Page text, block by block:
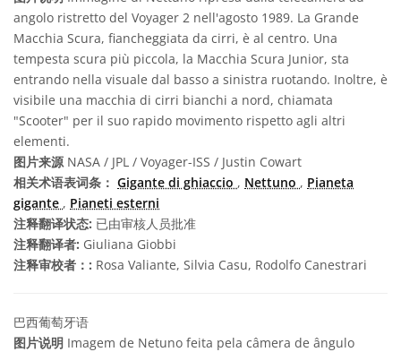
angolo ristretto del Voyager 2 nell'agosto 1989. La Grande
Macchia Scura, fiancheggiata da cirri, è al centro. Una
tempesta scura più piccola, la Macchia Scura Junior, sta
entrando nella visuale dal basso a sinistra ruotando. Inoltre, è
visibile una macchia di cirri bianchi a nord, chiamata
"Scooter" per il suo rapido movimento rispetto agli altri
elementi.
图片来源NASA / JPL / Voyager-ISS / Justin Cowart
相关术语表词条： Gigante di ghiaccio , Nettuno , Pianeta
gigante , Pianeti esterni
注释翻译状态: 已由审核人员批准
注释翻译者: Giuliana Giobbi
注释审校者：: Rosa Valiante, Silvia Casu, Rodolfo Canestrari
巴西葡萄牙语
图片说明 Imagem de Netuno feita pela câmera de ângulo